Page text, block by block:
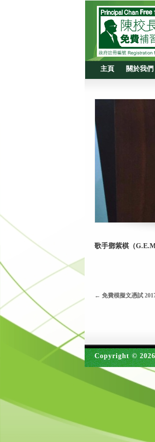
主頁 關於我們
歌手鄧紫棋（
← 免費模擬文憑試
Copyright ©